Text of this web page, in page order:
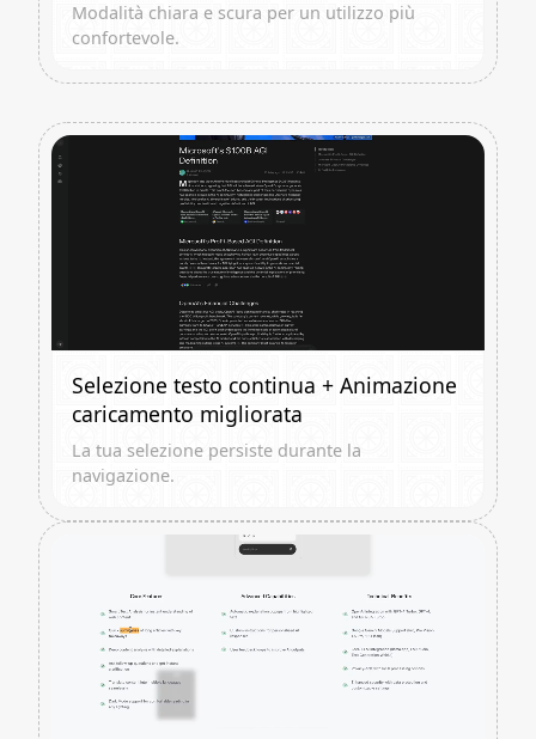
Modalità chiara e scura per un utilizzo più
confortevole.
Selezione testo continua + Animazione
caricamento migliorata
La tua selezione persiste durante la
navigazione.